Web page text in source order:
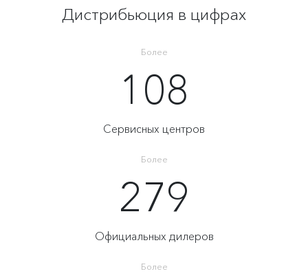
Дистрибьюция в цифрах
Более
108
Сервисных центров
Более
279
Официальных дилеров
Более